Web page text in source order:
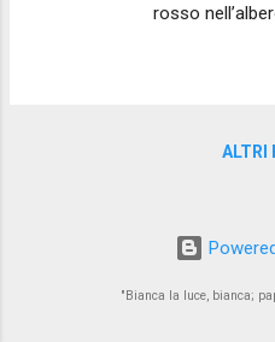
rosso
voglio
può ben
oggetti
oggetti nella
ALTRI
"Bianca la luce, bianca;